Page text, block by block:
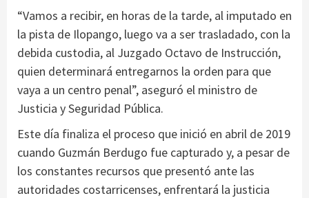
“Vamos a recibir, en horas de la tarde, al imputado en
la pista de Ilopango, luego va a ser trasladado, con la
debida custodia, al Juzgado Octavo de Instrucción,
quien determinará entregarnos la orden para que
vaya a un centro penal”, aseguró el ministro de
Justicia y Seguridad Pública.
Este día finaliza el proceso que inició en abril de 2019
cuando Guzmán Berdugo fue capturado y, a pesar de
los constantes recursos que presentó ante las
autoridades costarricenses, enfrentará la justicia